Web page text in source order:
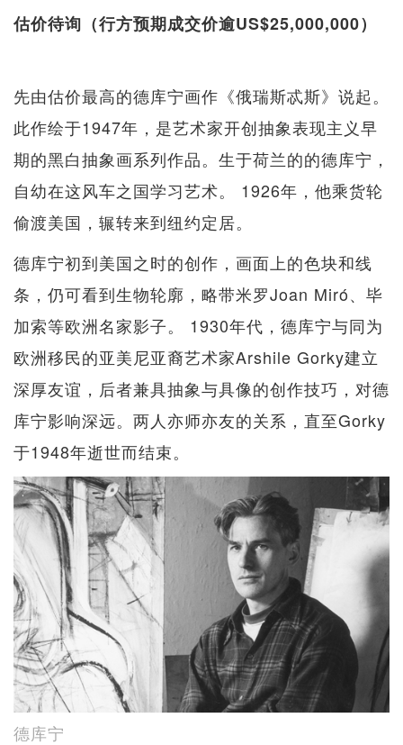
估价待询（行方预期成交价逾US$25,000,000）
先由估价最高的德库宁画作《俄瑞斯忒斯》说起。
此作绘于1947年，是艺术家开创抽象表现主义早
期的黑白抽象画系列作品。生于荷兰的的德库宁，
自幼在这风车之国学习艺术。 1926年，他乘货轮
偷渡美国，辗转来到纽约定居。
德库宁初到美国之时的创作，画面上的色块和线
条，仍可看到生物轮廓，略带米罗Joan Miró、毕
加索等欧洲名家影子。 1930年代，德库宁与同为
欧洲移民的亚美尼亚裔艺术家Arshile Gorky建立
深厚友谊，后者兼具抽象与具像的创作技巧，对德
库宁影响深远。两人亦师亦友的关系，直至Gorky
于1948年逝世而结束。
德库宁